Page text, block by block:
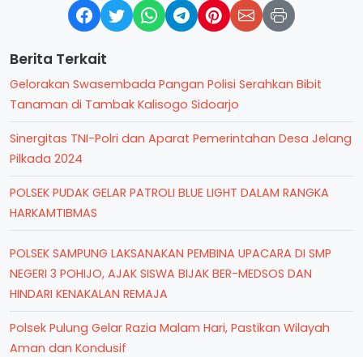
Berita Terkait
Gelorakan Swasembada Pangan Polisi Serahkan Bibit
Tanaman di Tambak Kalisogo Sidoarjo
Sinergitas TNI-Polri dan Aparat Pemerintahan Desa Jelang
Pilkada 2024
POLSEK PUDAK GELAR PATROLI BLUE LIGHT DALAM RANGKA
HARKAMTIBMAS
POLSEK SAMPUNG LAKSANAKAN PEMBINA UPACARA DI SMP
NEGERI 3 POHIJO, AJAK SISWA BIJAK BER-MEDSOS DAN
HINDARI KENAKALAN REMAJA
Polsek Pulung Gelar Razia Malam Hari, Pastikan Wilayah
Aman dan Kondusif